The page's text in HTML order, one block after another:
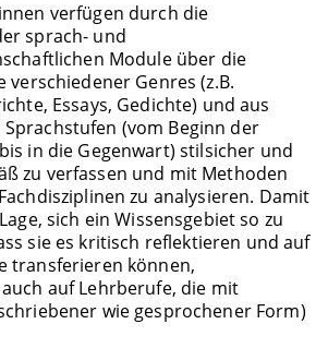
verfügen durch die
sprach- und
Module über die
verschiedener Genres (z.B.
Essays, Gedichte) und aus
(vom Beginn der
in die Gegenwart) stilsicher und
zu verfassen und mit Methoden
zu analysieren. Damit
sich ein Wissensgebiet so zu
sie es kritisch reflektieren und auf
transferieren können,
auf Lehrberufe, die mit
wie gesprochener Form)